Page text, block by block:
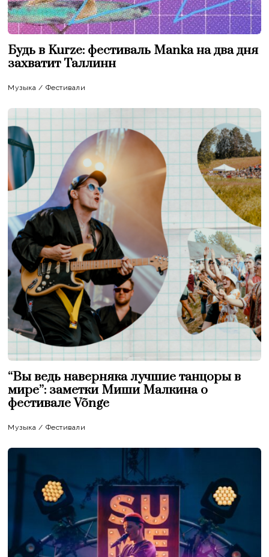
Будь в Kurze: фестиваль Manka на два дня
захватит Таллинн
Музыка / Фестивали
“Вы ведь наверняка лучшие танцоры в
мире”: заметки Миши Малкина о
фестивале Võnge
Музыка / Фестивали